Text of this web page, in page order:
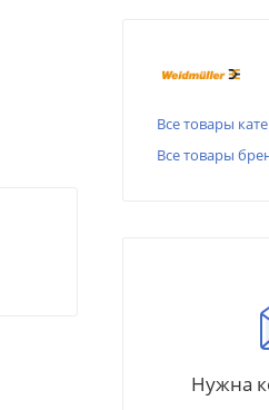
Все товары
Все товары
Нужна